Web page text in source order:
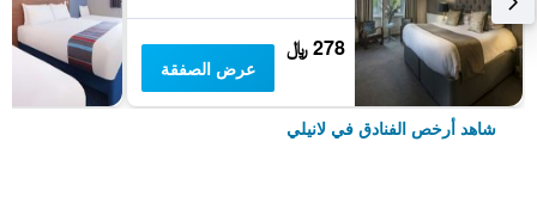
278 ﷼
عرض الصفقة
شاهد أرخص الفنادق في لانيلي